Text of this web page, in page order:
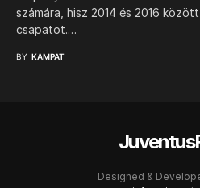
számára, hisz 2014 és 2016
csapatot.…
BY KAMPAT
Designed &